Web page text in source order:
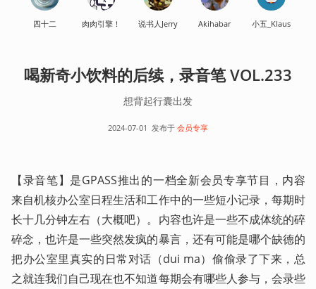
四十二 肉肉引擎！ 说书人Jerry Akihabar 小五_Klaus
喝新奇小饮料的后续，录音笔 VOL.233
想背起行囊出发
2024-07-01 发布于 会员专享
【录音笔】是GPASS推出的一档全新会员专享节目，内容
来自机核办公室日程生活和工作中的一些短小记录，每期时
长十几分钟左右（大概吧）。内容也许是一些不成体统的碎
碎念，也许是一些突然发疯的暴言，还有可能是哪个缺德的
把办公室里真实的日常对话（dui ma）偷偷录了下来，总
之就连我们自己现在也不知道每期会有哪些人参与，会录些